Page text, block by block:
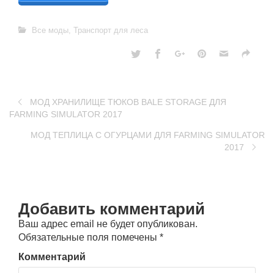
Все моды, Транспорт для леса
МОД ХРАНИЛИЩЕ ТЮКОВ BALE STORAGE ДЛЯ
FARMING SIMULATOR 2017
МОД ТЕПЛИЦА С ОГУРЦАМИ ДЛЯ FARMING SIMULATOR
2017
Добавить комментарий
Ваш адрес email не будет опубликован.
Обязательные поля помечены *
Комментарий